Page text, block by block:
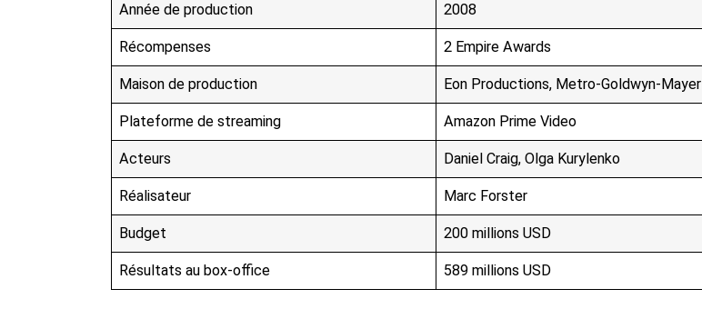
Année de production 2008
Récompenses 2 Empire Awards
Maison de production Eon Productions, Metro-Goldwyn-Mayer
Plateforme de streaming Amazon Prime Video
Acteurs Daniel Craig, Olga Kurylenko
Réalisateur Marc Forster
Budget 200 millions USD
Résultats au box-office 589 millions USD